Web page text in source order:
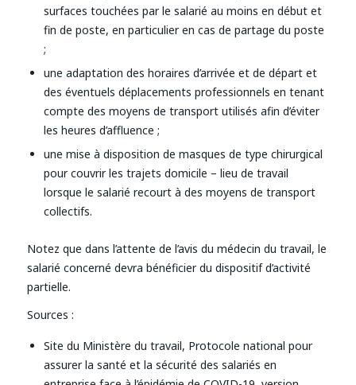
surfaces touchées par le salarié au moins en début et
fin de poste, en particulier en cas de partage du poste
;
une adaptation des horaires d’arrivée et de départ et
des éventuels déplacements professionnels en tenant
compte des moyens de transport utilisés afin d’éviter
les heures d’affluence ;
une mise à disposition de masques de type chirurgical
pour couvrir les trajets domicile – lieu de travail
lorsque le salarié recourt à des moyens de transport
collectifs.
Notez que dans l’attente de l’avis du médecin du travail, le
salarié concerné devra bénéficier du dispositif d’activité
partielle.
Sources :
Site du Ministère du travail, Protocole national pour
assurer la santé et la sécurité des salariés en